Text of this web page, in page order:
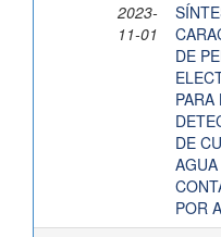
2023-
11-01
DE
PARA
DE
AGUA
POR